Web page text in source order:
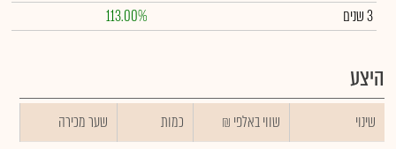
3 שנים
113.00%
היצע
שינוי ₪ שווי באלפי כמות
שער מכירה